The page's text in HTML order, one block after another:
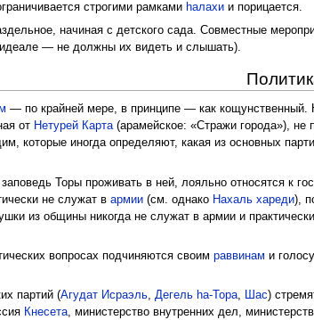
строгими рамками hалахи и порицается.
начиная с детского сада. Совместные
— не должны их видеть и слышать).
— по крайней мере, в принципе — как кощунственный.
от Нетурей Карта(арамейское: «Стражи города»), не
которые иногда определяют, какая из основных
заповедь Торы проживать в ней, лояльно относятся к
не служат вармии (см. однако Нахаль хареди),
из общины никогда не служат в армии и
вопросах подчиняются своимраввинам и
партий (Агудат Исраэль,Дегель hа-Тора, Шас)
Кнесета, министерство внутренних дел,